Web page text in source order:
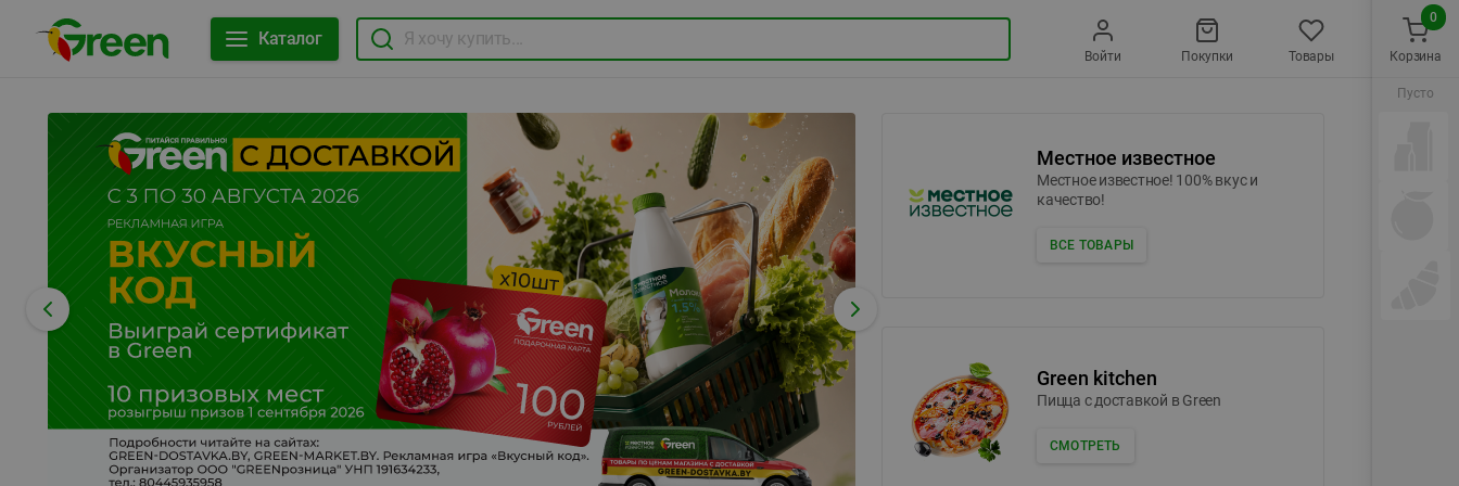
Каталог
Войти Покупки Товары
Местное известное
Местное известное! 100% вкус и
качество!
ВСЕ ТОВАРЫ
Green kitchen
Пицца c доставкой в Green
СМОТРЕТЬ
Корзина
0
Пусто